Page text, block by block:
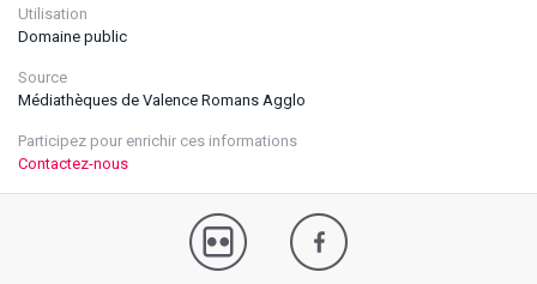
Utilisation
Domaine public
Source
Médiathèques de Valence Romans Agglo
Participez pour enrichir ces informations
Contactez-nous